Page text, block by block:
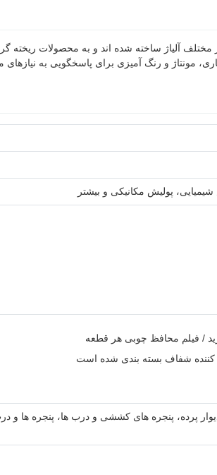
مختلف آلیاژ ساخته شده اند و به محصولات
مونتاژ و رنگ آمیزی برای پاسخگویی به نیازهای
پولیش مکانیکی و بیشتر
/ فیلم محافظ چوبی هر قطعه
کننده شفاف بسته بندی شده است
پرده، پنجره های کششی و درب ها، پنجره ها و